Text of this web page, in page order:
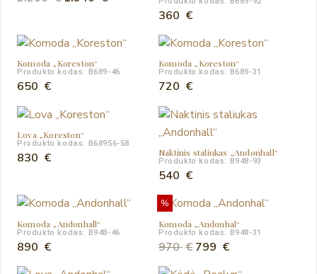
2.200 €.1.940 €.
360 €
Komoda „Koreston“
Produkto kodas: B689-46
650 €
Komoda „Koreston“
Produkto kodas: B689-31
720 €
Lova „Koreston“
Produkto kodas: B68956-58
830 € Naktinis staliukas „Andonhall“
Produkto kodas: B948-93
540 €
Komoda „Andonhall“
Produkto kodas: B948-46
890 €
%
Komoda „Andonhal“
Produkto kodas: B948-31
970€ Original
799 €Current